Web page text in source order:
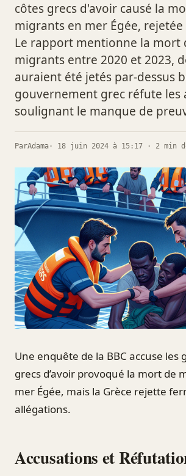
côtes grecs d'avoir causé la
migrants en mer Égée, rejetée
Le rapport mentionne la mort
migrants entre 2020 et 2023,
auraient été jetés par-dessus
gouvernement grec réfute les
soulignant le manque de
ParAdama · 18 juin 2024 à 15:17 · 2 min
Une enquête de la BBC accuse les
grecs d’avoir provoqué la mort de
mer Égée, mais la Grèce rejette
allégations.
Accusations et